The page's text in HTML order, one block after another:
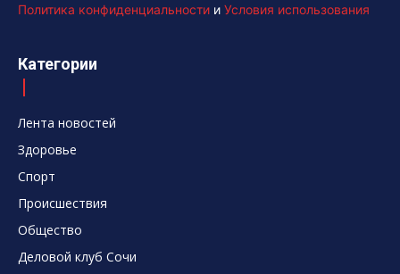
Политика конфиденциальности и Условия использования
Категории
Лента новостей
Здоровье
Спорт
Происшествия
Общество
Деловой клуб Сочи